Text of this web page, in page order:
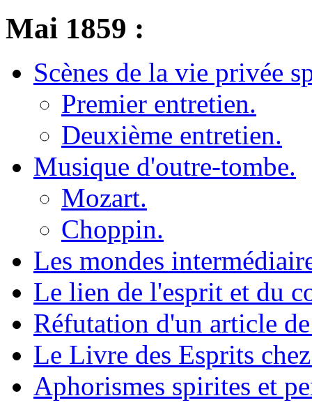
Mai 1859 :
Scènes de la vie privée
Premier entretien.
Deuxième entretien.
Musique d'outre-tombe.
Mozart.
Choppin.
Les mondes
Le lien de l'esprit et du
Réfutation d'un article
Le Livre des Esprits
Aphorismes spirites et